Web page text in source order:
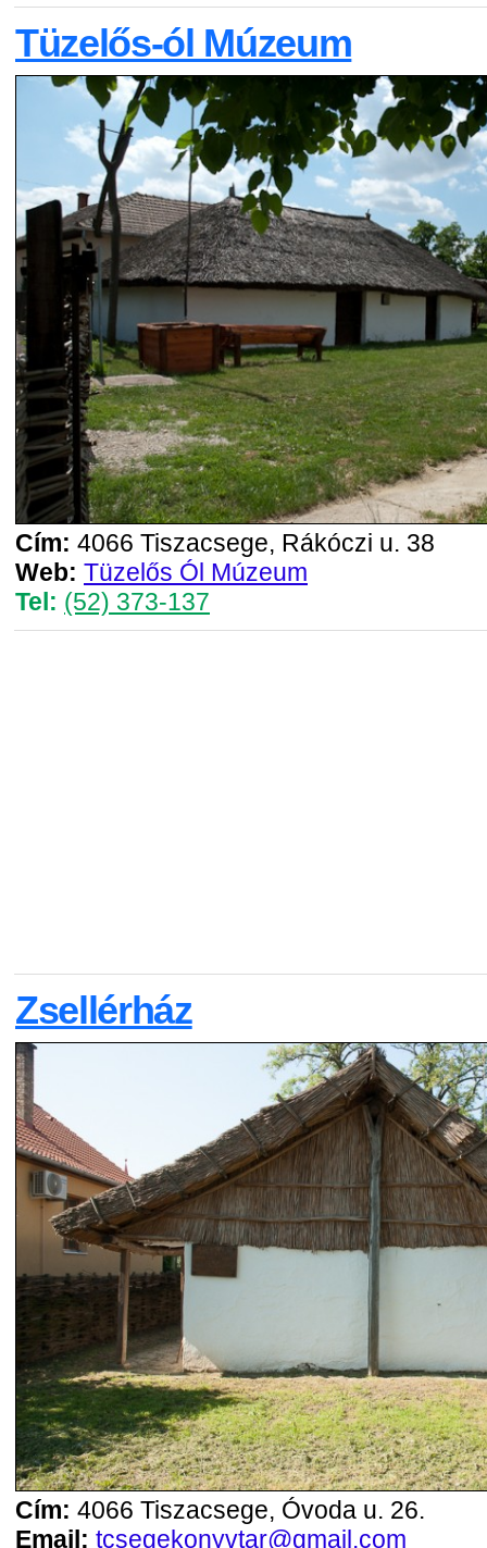
Tüzelős-ól Múzeum
Cím: 4066 Tiszacsege, Rákóczi u. 38
Web: Tüzelős Ól Múzeum
Tel: (52) 373-137
Zsellérház
Cím: 4066 Tiszacsege, Óvoda u. 26.
Email: tcsegekonyvtar@gmail.com